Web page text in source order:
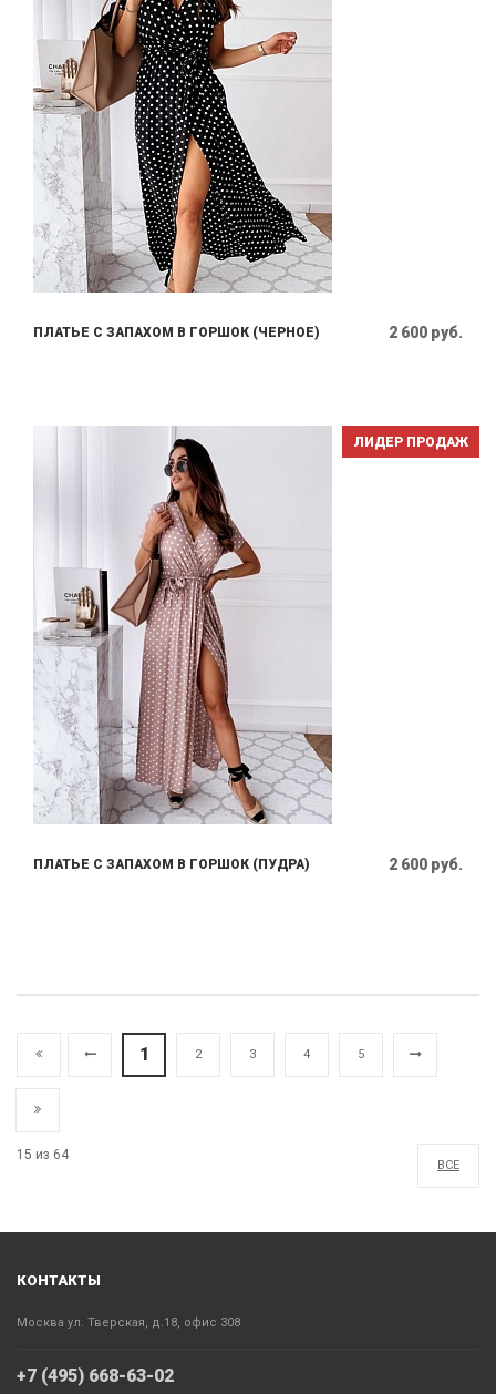
ПЛАТЬЕ С ЗАПАХОМ В ГОРШОК (ЧЕРНОЕ) 2 600 руб.
ЛИДЕР ПРОДАЖ
ПЛАТЬЕ С ЗАПАХОМ В ГОРШОК (ПУДРА) 2 600 руб.
1 2 3 4 5
ВСЕ
15 из 64
КОНТАКТЫ
Москва ул. Тверская, д.18, офис 308
+7 (495) 668-63-02